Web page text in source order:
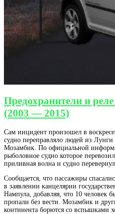
Предохранители и
(2003 — 2015)
Сам инцидент произошел в
судно переправляло людей из
Мозамбик. По официальной
рыболовное судно которое
приливная волна и судно
Сообщается, что пассажиры
в заявлении канцелярии
Нампула, добавляя, что 10 человек
пропали без вести. Мозамбик и
континента борются со вспышками